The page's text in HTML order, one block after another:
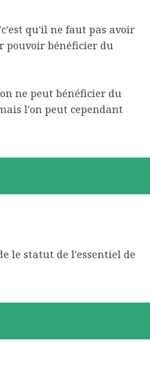
qu'il ne faut pas avoir
pouvoir bénéficier du
ne peut bénéficier du
l'on peut cependant
le statut de l'essentiel de